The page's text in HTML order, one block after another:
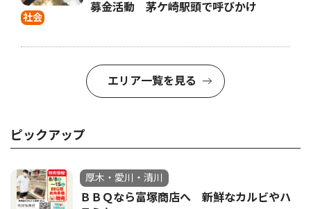
社会
募金活動 茅ケ崎駅頭で呼びかけ
エリア一覧を見る
ピックアップ
厚木・愛川・清川
ＢＢＱなら富塚商店へ 新鮮なカルビやハ